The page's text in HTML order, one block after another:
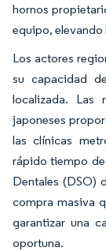
hornos
equipo,
Los actores
su capacidad
localizada. Las
japoneses
las clínicas
rápido tiempo
Dentales (DSO)
compra masiva
garantizar una
oportuna.